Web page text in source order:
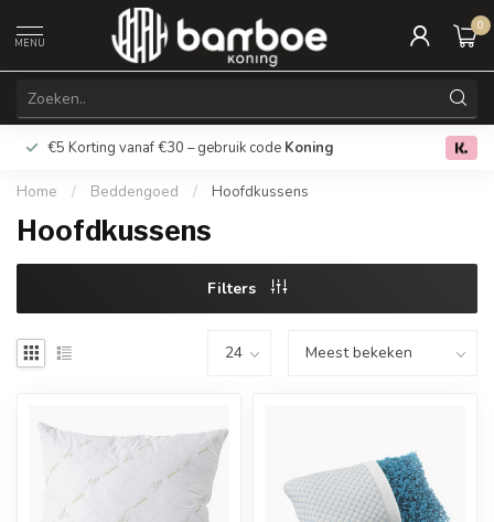
MENU
0
€5 Korting vanaf €30 – gebruik code Koning Gratis
Home / Beddengoed / Hoofdkussens
Hoofdkussens
Filters